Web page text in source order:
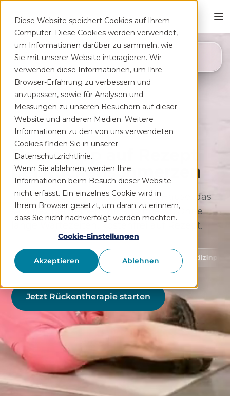
Diese Website speichert Cookies auf Ihrem
Computer. Diese Cookies werden verwendet,
um Informationen darüber zu sammeln, wie
Sie mit unserer Website interagieren. Wir
verwenden diese Informationen, um Ihre
Browser-Erfahrung zu verbessern und
anzupassen, sowie für Analysen und
Messungen zu unseren Besuchern auf dieser
Website und anderen Medien. Weitere
Informationen zu den von uns verwendeten
Cookies finden Sie in unserer
Datenschutzrichtlinie.
Wenn Sie ablehnen, werden Ihre
Informationen beim Besuch dieser Website
nicht erfasst. Ein einzelnes Cookie wird in
Ihrem Browser gesetzt, um daran zu erinnern,
dass Sie nicht nachverfolgt werden möchten.
Cookie-Einstellungen
Akzeptieren Ablehnen
Deine App auf Rezept
bei Rücken­schmerzen
Therapeutisches Training für zu Hause, das
sich flexibel deinem Alltag anpasst. Ohne
lange Wartezeiten, kostenfrei auf Rezept.
Schutz von Gesundheitsdaten Medizinprodukt Klasse
Jetzt Rückentherapie starten